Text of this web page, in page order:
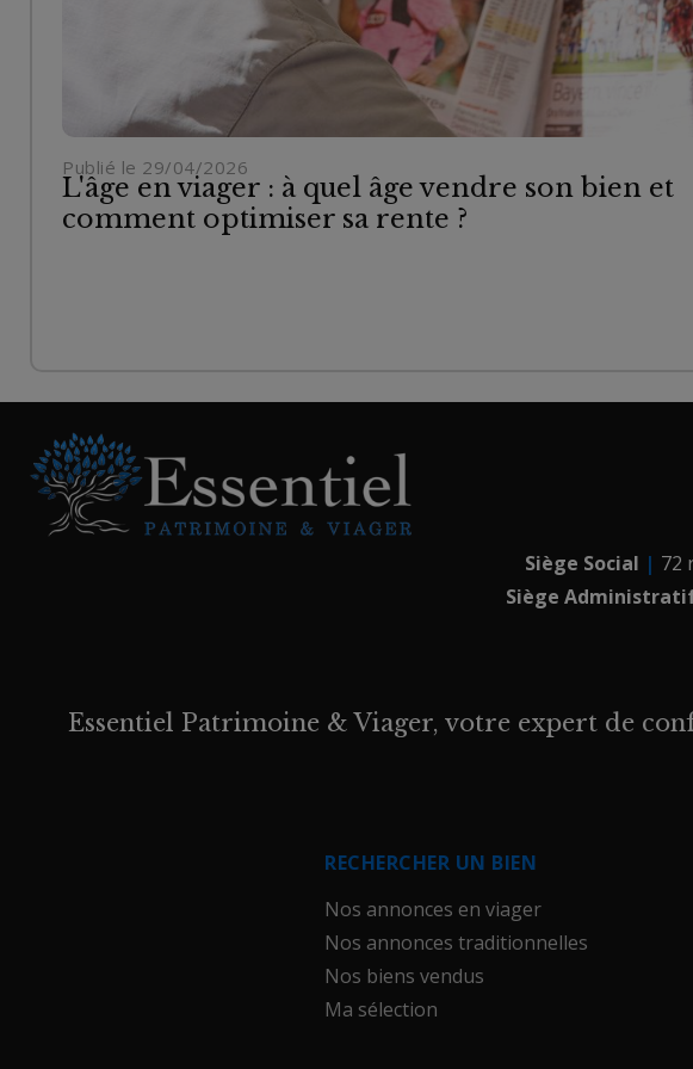
Publié le 29/04/2026
L'âge en viager : à quel âge vendre son bien et
comment optimiser sa rente ?
Siège Social | 72
Siège
Essentiel Patrimoine & Viager, votre expert de
RECHERCHER UN BIEN
Nos annonces en viager
Nos annonces traditionnelles
Nos biens vendus
Ma sélection